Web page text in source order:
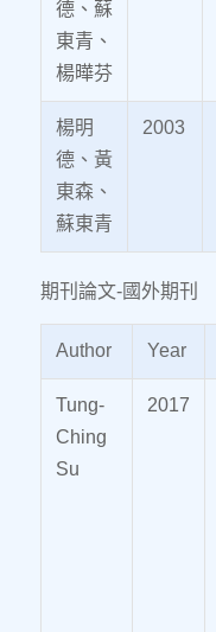
德、蘇
東青、
楊曄芬
楊明
德、黃
東森、
蘇東青
2003
期刊論文-國外期刊
Author Year
Tung-
Ching
Su
2017